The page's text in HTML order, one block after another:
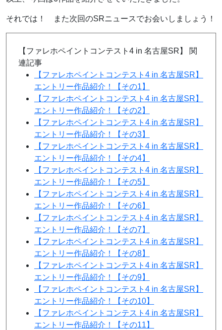
それでは！ また次回のSRニュースでお会いしましょう！
【ファレホペイントコンテスト4 in 名古屋SR】 関
連記事
【ファレホペイントコンテスト4 in 名古屋SR】
エントリー作品紹介！【その1】
【ファレホペイントコンテスト4 in 名古屋SR】
エントリー作品紹介！【その2】
【ファレホペイントコンテスト4 in 名古屋SR】
エントリー作品紹介！【その3】
【ファレホペイントコンテスト4 in 名古屋SR】
エントリー作品紹介！【その4】
【ファレホペイントコンテスト4 in 名古屋SR】
エントリー作品紹介！【その5】
【ファレホペイントコンテスト4 in 名古屋SR】
エントリー作品紹介！【その6】
【ファレホペイントコンテスト4 in 名古屋SR】
エントリー作品紹介！【その7】
【ファレホペイントコンテスト4 in 名古屋SR】
エントリー作品紹介！【その8】
【ファレホペイントコンテスト4 in 名古屋SR】
エントリー作品紹介！【その9】
【ファレホペイントコンテスト4 in 名古屋SR】
エントリー作品紹介！【その10】
【ファレホペイントコンテスト4 in 名古屋SR】
エントリー作品紹介！【その11】